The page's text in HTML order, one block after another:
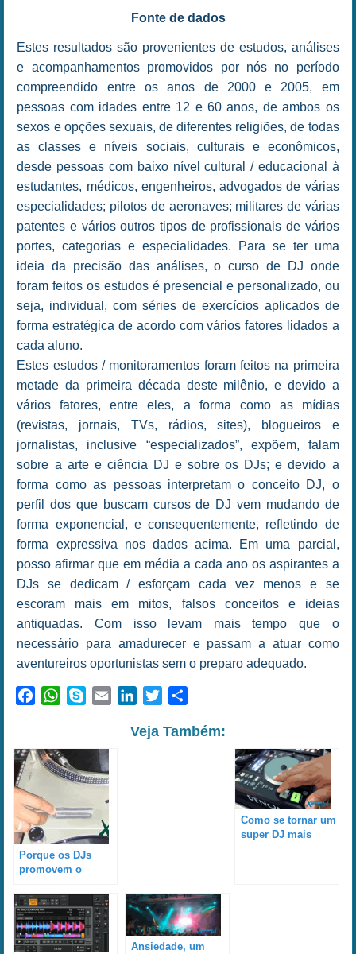
Fonte de dados
Estes resultados são provenientes de estudos, análises
e acompanhamentos promovidos por nós no período
compreendido entre os anos de 2000 e 2005, em
pessoas com idades entre 12 e 60 anos, de ambos os
sexos e opções sexuais, de diferentes religiões, de todas
as classes e níveis sociais, culturais e econômicos,
desde pessoas com baixo nível cultural / educacional à
estudantes, médicos, engenheiros, advogados de várias
especialidades; pilotos de aeronaves; militares de várias
patentes e vários outros tipos de profissionais de vários
portes, categorias e especialidades. Para se ter uma
ideia da precisão das análises, o curso de DJ onde
foram feitos os estudos é presencial e personalizado, ou
seja, individual, com séries de exercícios aplicados de
forma estratégica de acordo com vários fatores lidados a
cada aluno.
Estes estudos / monitoramentos foram feitos na primeira
metade da primeira década deste milênio, e devido a
vários fatores, entre eles, a forma como as mídias
(revistas, jornais, TVs, rádios, sites), blogueiros e
jornalistas, inclusive “especializados”, expõem, falam
sobre a arte e ciência DJ e sobre os DJs; e devido a
forma como as pessoas interpretam o conceito DJ, o
perfil dos que buscam cursos de DJ vem mudando de
forma exponencial, e consequentemente, refletindo de
forma expressiva nos dados acima. Em uma parcial,
posso afirmar que em média a cada ano os aspirantes a
DJs se dedicam / esforçam cada vez menos e se
escoram mais em mitos, falsos conceitos e ideias
antiquadas. Com isso levam mais tempo que o
necessário para amadurecer e passam a atuar como
aventureiros oportunistas sem o preparo adequado.
FacebookWhatsApp
Skype Email LinkedInTwitter
Veja Também:
Porque os DJs
promovem o
músicas
Como se tornar um
super DJ mais
Ansiedade, um